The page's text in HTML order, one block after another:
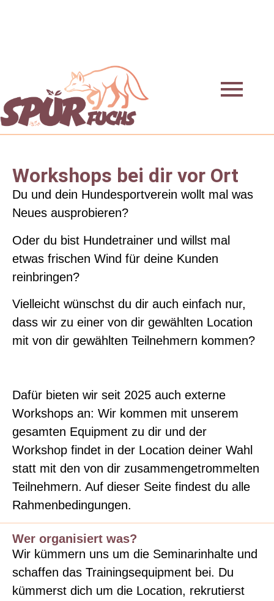
Workshops bei dir vor Ort
Du und dein Hundesportverein wollt mal was
Neues ausprobieren?
Oder du bist Hundetrainer und willst mal
etwas frischen Wind für deine Kunden
reinbringen?
Vielleicht wünschst du dir auch einfach nur,
dass wir zu einer von dir gewählten Location
mit von dir gewählten Teilnehmern kommen?
Dafür bieten wir seit 2025 auch externe
Workshops an: Wir kommen mit unserem
gesamten Equipment zu dir und der
Workshop findet in der Location deiner Wahl
statt mit den von dir zusammengetrommelten
Teilnehmern. Auf dieser Seite findest du alle
Rahmenbedingungen.
Wer organisiert was?
Wir kümmern uns um die Seminarinhalte und
schaffen das Trainingsequipment bei. Du
kümmerst dich um die Location, rekrutierst